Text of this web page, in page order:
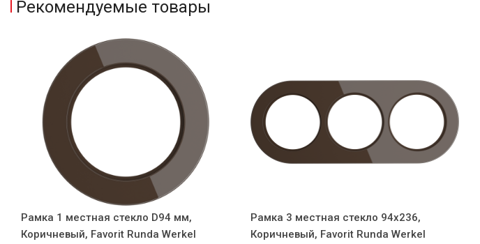
Рекомендуемые товары
Рамка 1 местная стекло D94 мм,
Коричневый, Favorit Runda Werkel
Рамка 3 местная стекло 94x236,
Коричневый, Favorit Runda Werkel